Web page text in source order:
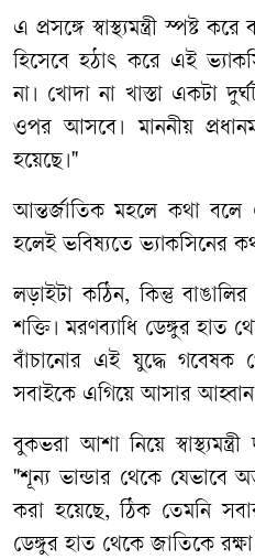
এ প্রসঙ্গে স্বাস্থ্যমন্ত্রী স্পষ্ট করে
হিসেবে হঠাৎ করে এই
না। খোদা না খাস্তা একটা
ওপর আসবে। মাননীয়
হয়েছে।"
আন্তর্জাতিক মহলে কথা বলে
হলেই ভবিষ্যতে ভ্যাকসিনের
লড়াইটা কঠিন,কিন্তু বাঙালির
শক্তি। মরণব্যাধি ডেঙ্গুর হাত
বাঁচানোর এই যুদ্ধে গবেষক
সবাইকে এগিয়ে আসার আহ্বান
বুকভরা আশা নিয়ে স্বাস্থ্যমন্ত্রী
"শূন্য ভান্ডার থেকে যেভাবে
করা হয়েছে,ঠিক তেমনি
ডেঙ্গুর হাত থেকে জাতিকে রক্ষা